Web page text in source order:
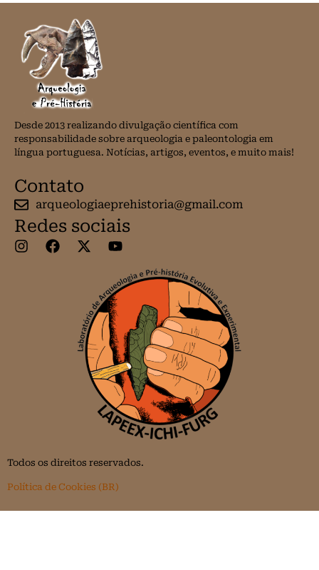
Desde 2013 realizando divulgação científica com
responsabilidade sobre arqueologia e paleontologia em
língua portuguesa. Notícias, artigos, eventos, e muito mais!
Contato
arqueologiaeprehistoria@gmail.com
Redes sociais
Todos os direitos reservados.
Política de Cookies (BR)